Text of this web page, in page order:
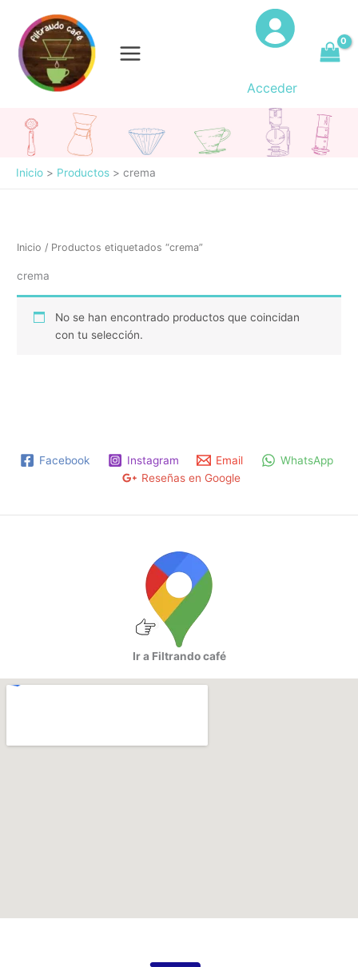
contenido
Acceder
Inicio Productos crema
Inicio / Productos etiquetados “crema”
crema
No se han encontrado productos que coincidan
con tu selección.
Facebook Instagram Email
WhatsApp
Reseñas en Google
Ir a Filtrando café